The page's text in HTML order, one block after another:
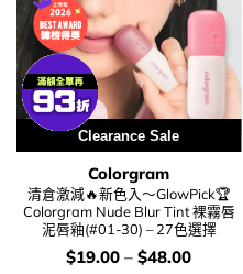
Clearance Sale
Colorgram
清倉激減🔥新色入～GlowPick🏆
Colorgram Nude Blur Tint 裸霧唇
泥唇釉(#01-30) – 27色選擇
價
$19.00 – $48.00